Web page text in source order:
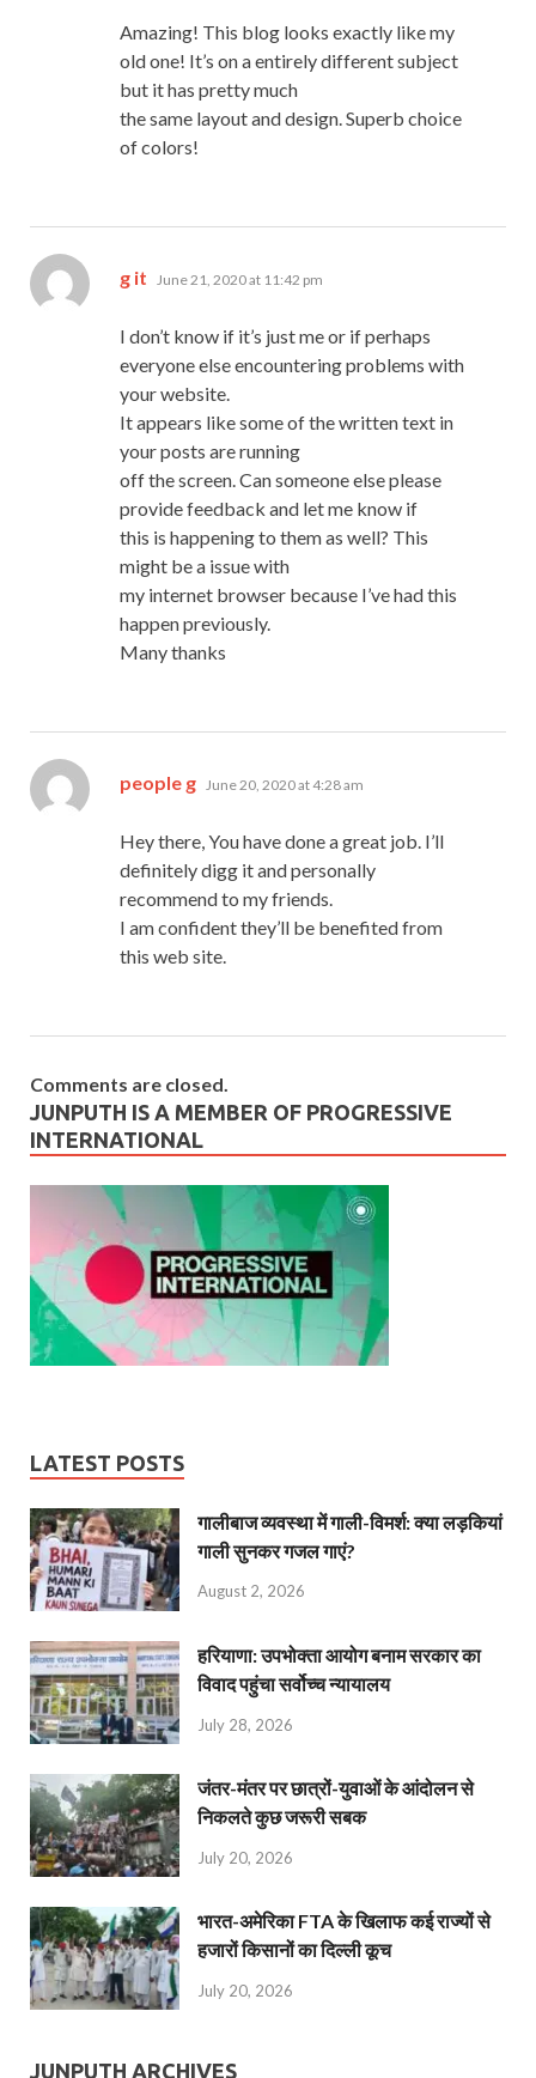
Amazing! This blog looks exactly like my
old one! It’s on a entirely different subject
but it has pretty much
the same layout and design. Superb choice
of colors!
g it says:
June 21, 2020 at 11:42 pm
I don’t know if it’s just me or if perhaps
everyone else encountering problems with
your website.
It appears like some of the written text in
your posts are running
off the screen. Can someone else please
provide feedback and let me know if
this is happening to them as well? This
might be a issue with
my internet browser because I’ve had this
happen previously.
Many thanks
people g says:
June 20, 2020 at 4:28 am
Hey there, You have done a great job. I’ll
definitely digg it and personally
recommend to my friends.
I am confident they’ll be benefited from
this web site.
Comments are closed.
JUNPUTH IS A MEMBER OF PROGRESSIVE
INTERNATIONAL
LATEST POSTS
गालीबाज व्‍यवस्‍था में गाली-विमर्श: क्या लड़कियां
गाली सुनकर गजल गाएं?
August 2, 2026
हरियाणा: उपभोक्ता आयोग बनाम सरकार का
विवाद पहुंचा सर्वोच्च न्यायालय
July 28, 2026
जंतर-मंतर पर छात्रों-युवाओं के आंदोलन से
निकलते कुछ जरूरी सबक
July 20, 2026
भारत-अमेरिका FTA के खिलाफ कई राज्यों से
हजारों किसानों का दिल्ली कूच
July 20, 2026
JUNPUTH ARCHIVES